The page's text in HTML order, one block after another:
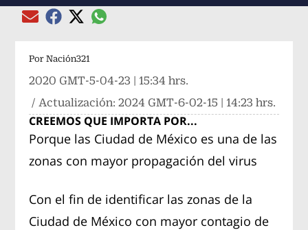
Compartir el artículo actual mediante Email
Compartir el artículo actual mediante Facebook
Compartir el artículo actual mediante Twitter
Compartir el artículo actual mediante
Por Nación321
2020 GMT-5-04-23 | 15:34 hrs.
/ Actualización:2024 GMT-6-02-15 | 14:23 hrs.
CREEMOS QUE IMPORTA POR...
Porque las Ciudad de México es una de las
zonas con mayor propagación del virus
Con el fin de identificar las zonas de la
Ciudad de México con mayor contagio de